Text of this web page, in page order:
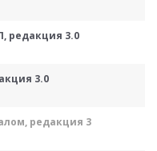
редакция 3.0
3.0
редакция 3